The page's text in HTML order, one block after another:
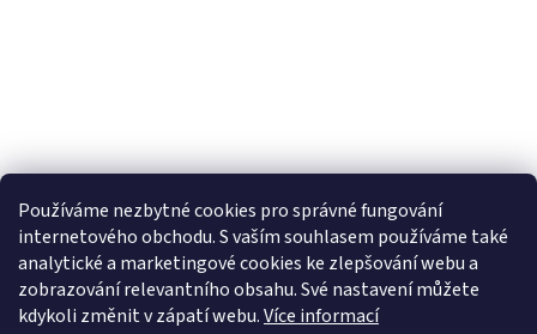
Používáme nezbytné cookies pro správné fungování
internetového obchodu. S vaším souhlasem používáme také
analytické a marketingové cookies ke zlepšování webu a
zobrazování relevantního obsahu. Své nastavení můžete
kdykoli změnit v zápatí webu.Více informací